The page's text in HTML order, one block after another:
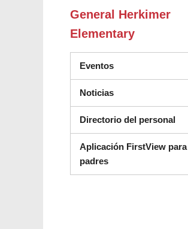
General Herkimer
Elementary
Eventos
Noticias
Directorio del personal
Aplicación FirstView para
padres